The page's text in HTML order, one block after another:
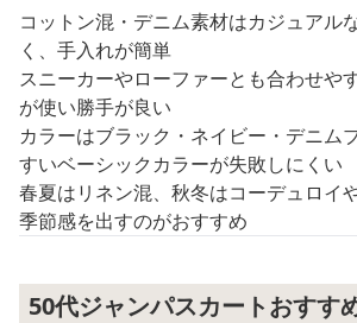
コットン混・デニム素材はカジュアル
く、手入れが簡単
スニーカーやローファーとも合わせや
が使い勝手が良い
カラーはブラック・ネイビー・デニム
すいベーシックカラーが失敗しにくい
春夏はリネン混、秋冬はコーデュロイ
季節感を出すのがおすすめ
50代ジャンパスカートおすす